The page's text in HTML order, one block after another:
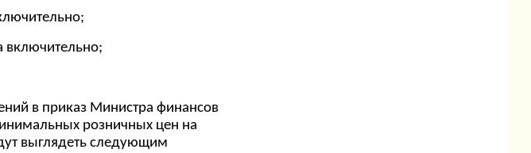
включительно;
в приказ Министра финансов
розничных цен на
выглядеть следующим